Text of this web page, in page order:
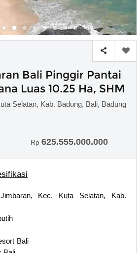
Bali Pinggir Pantai
Luas 10.25 Ha, SHM
Selatan, Kab. Badung, Bali, Badung
Rp 625.555.000.000
Kec. Kuta Selatan, Kab.
Bali
Simpan